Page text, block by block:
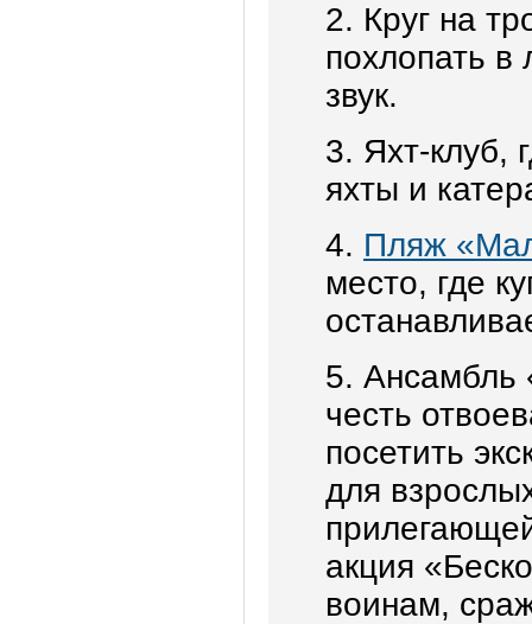
2. Круг на
похлопать
звук.
3. Яхт-клуб,
яхты и
4. Пляж
место, где
5. Ансамбль
честь
посетить
для
акция
воинам,